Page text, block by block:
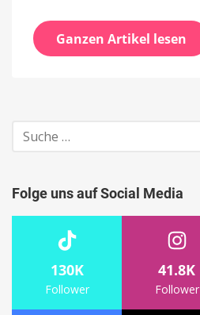
Ganzen Artikel lesen
Suche
nach:
Folge uns auf Social Media
130K
Follower
41.8K
Follower